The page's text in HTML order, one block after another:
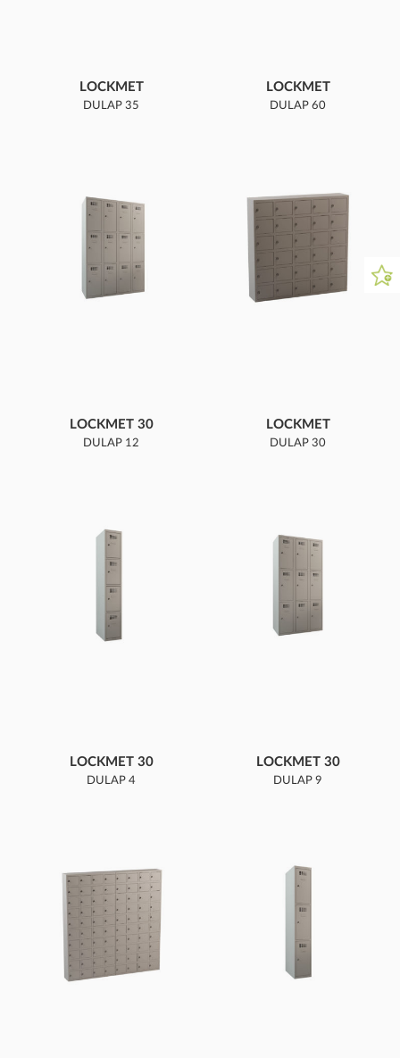
LOCKMET
DULAP 35
LOCKMET
DULAP 60
LOCKMET 30
DULAP 12
LOCKMET
DULAP 30
LOCKMET 30
DULAP 4
LOCKMET 30
DULAP 9